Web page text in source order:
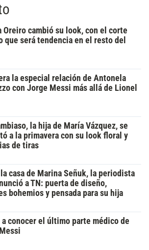
Oreiro cambió su look, con el corte
que será tendencia en el resto del
la especial relación de Antonela
con Jorge Messi más allá de Lionel
la hija de María Vázquez, se
a la primavera con su look floral y
de tiras
casa de Marina Señuk, la periodista
a TN: puerta de diseño,
bohemios y pensada para su hija
a conocer el último parte médico de